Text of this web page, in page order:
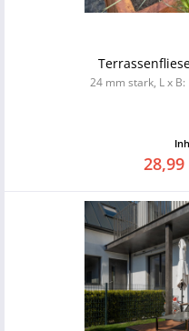
24 mm stark, L x
28,99